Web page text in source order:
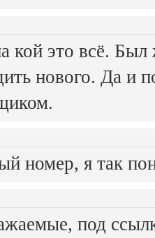
кой это всё.
нового. Да и
номер, я так
под